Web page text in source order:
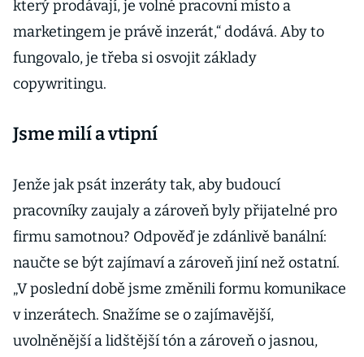
který prodávají, je volné pracovní místo a
marketingem je právě inzerát,“ dodává. Aby to
fungovalo, je třeba si osvojit základy
copywritingu.
Jsme milí a vtipní
Jenže jak psát inzeráty tak, aby budoucí
pracovníky zaujaly a zároveň byly přijatelné pro
firmu samotnou? Odpověď je zdánlivě banální:
naučte se být zajímaví a zároveň jiní než ostatní.
„V poslední době jsme změnili formu komunikace
v inzerátech. Snažíme se o zajímavější,
uvolněnější a lidštější tón a zároveň o jasnou,